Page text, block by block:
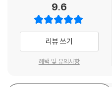
9.6
리뷰 쓰기
혜택 및 유의사항